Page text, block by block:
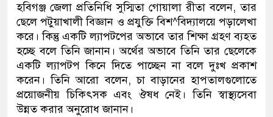
হবিগঞ্জ জেলা প্রতিনিধি সুস্মিতা গোয়ালা রীতা বলেন, তার
ছেলে পটুয়াখালী বিজ্ঞান ও প্রযুক্তি বিশ^বিদ্যালয়ে পড়ালেখা
করে। কিন্তু একটি ল্যাপটপের অভাবে তার শিক্ষা গ্রহণ ব্যহত
হচ্ছে বলে তিনি জানান। অর্থের অভাবে তিনি তার ছেলেকে
একটি ল্যাপটপ কিনে দিতে পাচ্ছেন না বলে দুঃখ প্রকাশ
করেন। তিনি আরো বলেন, চা বাড়ানের হাপতালগুলোতে
প্রয়োজনীয় চিকিৎসক এবং ঔষধ নেই। তিনি স্বাস্থ্যসেবা
উন্নত করার অনুরোধ জানান।